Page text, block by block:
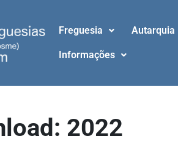
Freguesia Autarquia
Informações
2022